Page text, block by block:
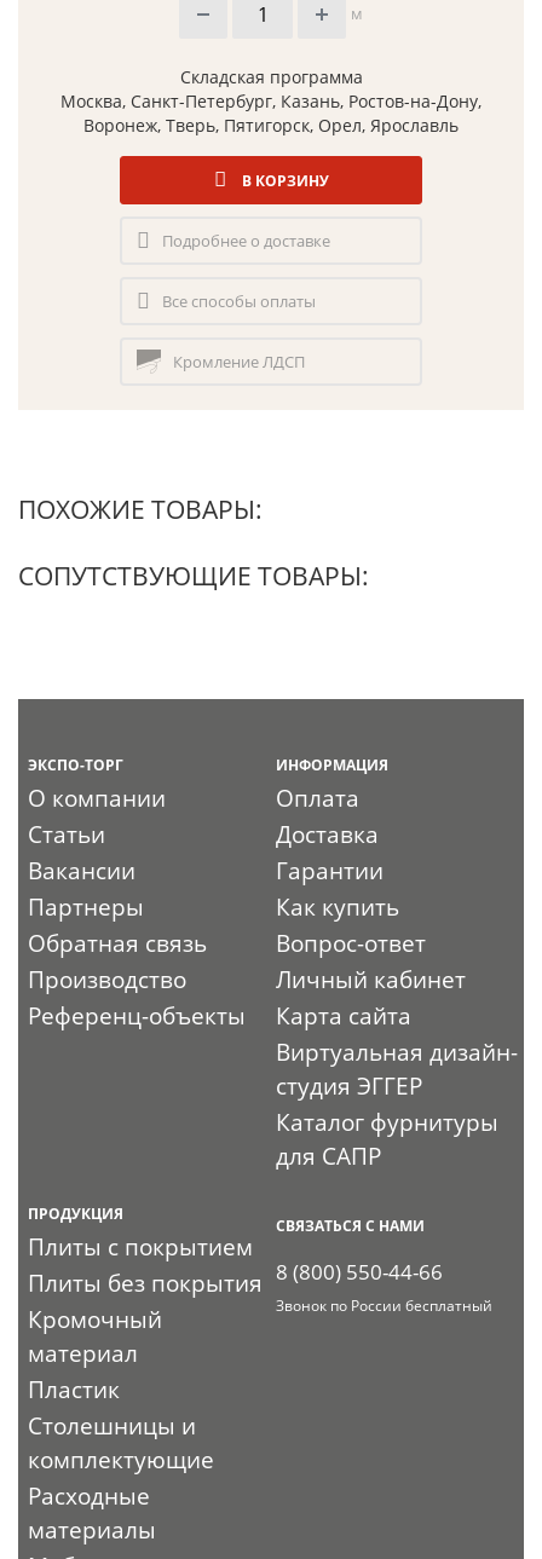
м
Складская программа
Москва, Санкт-Петербург, Казань, Ростов-на-Дону,
Воронеж, Тверь, Пятигорск, Орел, Ярославль
В КОРЗИНУ
Подробнее о доставке
Все способы оплаты
Кромление ЛДСП
ПОХОЖИЕ ТОВАРЫ:
СОПУТСТВУЮЩИЕ ТОВАРЫ:
ЭКСПО-ТОРГ
О компании
Статьи
Вакансии
Партнеры
Обратная связь
Производство
Референц-объекты
ИНФОРМАЦИЯ
Оплата
Доставка
Гарантии
Как купить
Вопрос-ответ
Личный кабинет
Карта сайта
Виртуальная дизайн-
студия ЭГГЕР
Каталог фурнитуры
для САПР
ПРОДУКЦИЯ
Плиты с покрытием
Плиты без покрытия
Кромочный
материал
Пластик
Столешницы и
комплектующие
Расходные
материалы
СВЯЗАТЬСЯ С НАМИ
8 (800) 550-44-66
Звонок по России бесплатный